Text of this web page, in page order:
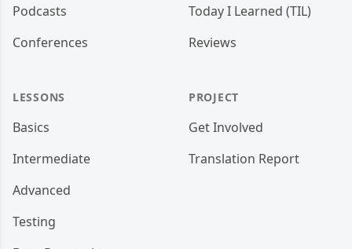
Podcasts
Conferences
LESSONS
Basics
Intermediate
Advanced
Testing
Today I Learned (TIL)
Reviews
PROJECT
Get Involved
Translation Report